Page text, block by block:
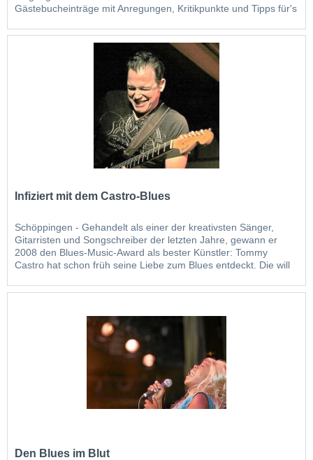
Gästebucheinträge mit Anregungen, Kritikpunkte und Tipps für's
Telefonaten, eMails und viel...
Infiziert mit dem Castro-Blues
Schöppingen - Gehandelt als einer der kreativsten Sänger,
Gitarristen und Songschreiber der letzten Jahre, gewann er
2008 den Blues-Music-Award als bester Künstler: Tommy
Castro hat schon früh seine Liebe zum Blues entdeckt. Die will
Publikum des 19. Grolsch-Blues-Festivals in...
Den Blues im Blut